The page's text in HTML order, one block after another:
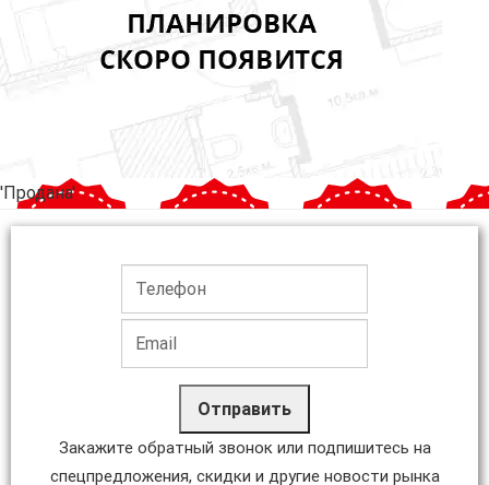
'Продана'
Отправить
Закажите обратный звонок или подпишитесь на
спецпредложения, скидки и другие новости рынка